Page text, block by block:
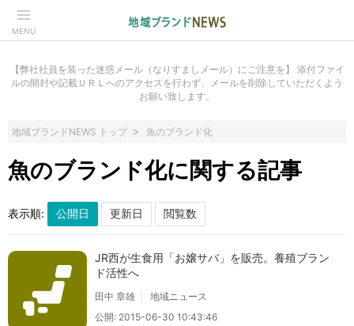
MENU
【弊社社員を装った迷惑メール（なりすましメール）にご注意を】 添付ファイ
ルの開封や記載ＵＲＬへのアクセスを行わず、メールを削除していただくよう
お願い致します。
地域ブランドNEWS トップ 魚のブランド化
魚のブランド化に関する記事
表示順:
JR西が生食用「お嬢サバ」を販売。養殖ブラン
ド活性へ
田中 章雄
地域ニュース
公開: 2015-06-30 10:43:46